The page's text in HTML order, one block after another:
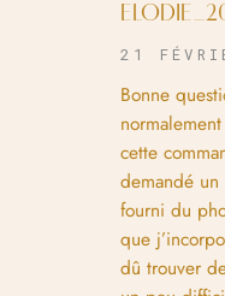
21
Bonne
cette
demandé un
fourni du
que
dû trouver